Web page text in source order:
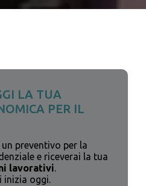
LA TUA
PER IL
preventivo per la
e riceverai la tua
lavorativi.
inizia oggi.